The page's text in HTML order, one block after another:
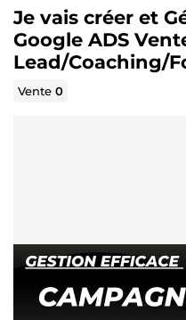
Je vais créer et
Google ADS
Lead/Coaching/
Vente0